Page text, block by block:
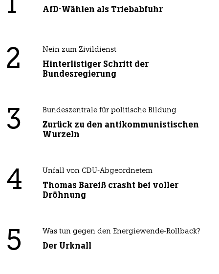
1 AfD-Wählen als Triebabfuhr
2 Nein zum Zivildienst
Hinterlistiger Schritt der
Bundesregierung
3 Bundeszentrale für politische Bildung
Zurück zu den antikommunistischen
Wurzeln
4 Unfall von CDU-Abgeordnetem
Thomas Bareiß crasht bei voller
Dröhnung
5 Was tun gegen den Energiewende-Rollback?
Der Urknall